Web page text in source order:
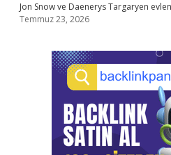
Jon Snow ve Daenerys Targaryen
Temmuz 23, 2026